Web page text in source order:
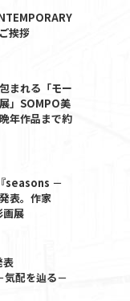
挨拶
まれる「モー
」SOMPO美
年作品まで約
seasons －
表。作家
展
気配を辿る－